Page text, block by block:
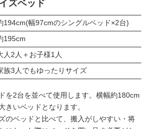
ズベッド
194cm(幅97cmのシングルベッド×2台)
195cm
人2人＋お子様1人
族3人でもゆったりサイズ
を2台を並べて使用します。横幅約180cm
きいベッドとなります。
のベッドと比べて、搬入がしやすい・将